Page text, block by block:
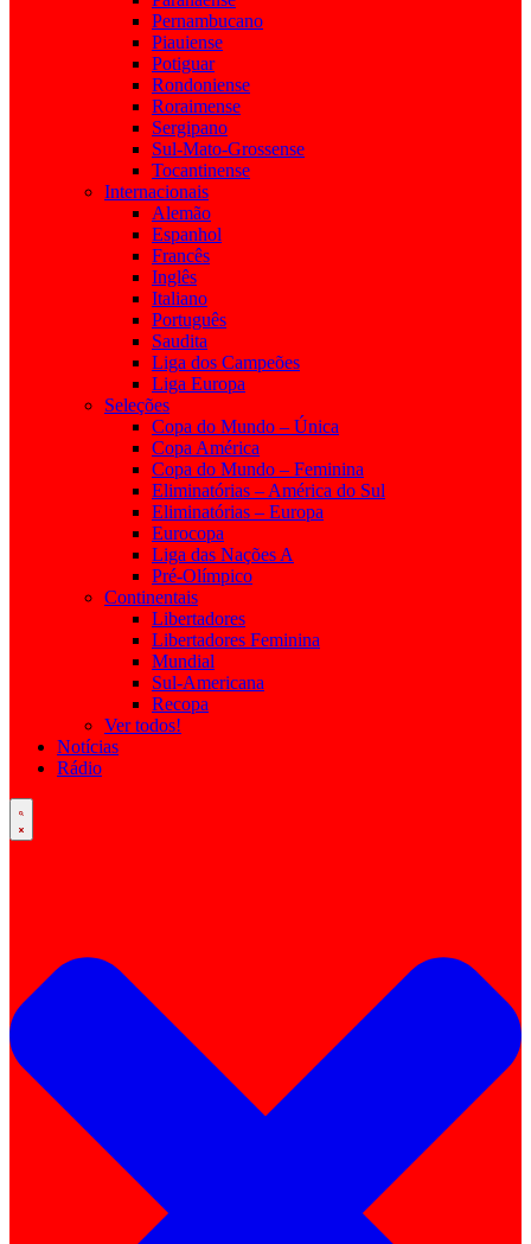
Pernambucano
Piauiense
Potiguar
Rondoniense
Roraimense
Sergipano
Sul-Mato-Grossense
Tocantinense
Internacionais
Alemão
Espanhol
Francês
Inglês
Italiano
Português
Saudita
Liga dos Campeões
Liga Europa
Seleções
Copa do Mundo – Única
Copa América
Copa do Mundo – Feminina
Eliminatórias – América do Sul
Eliminatórias – Europa
Eurocopa
Liga das Nações A
Pré-Olímpico
Continentais
Libertadores
Libertadores Feminina
Mundial
Sul-Americana
Recopa
Ver todos!
Notícias
Rádio